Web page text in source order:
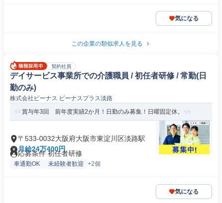
気になる
この企業の類似求人を見る
契約社員
デイサービス事業所での介護職員 / 初任者研修 / 常勤(日
勤のみ)
株式会社ビーナス ビーナスプラス淡路
賞与年3回 前年度実績2か月！日勤のみ募集！日曜固定休。
〒533-0032大阪府大阪市東淀川区淡路駅
月給24万400円
応募条件 初任者研修
車通勤OK 未経験者歓迎 +2個
気になる